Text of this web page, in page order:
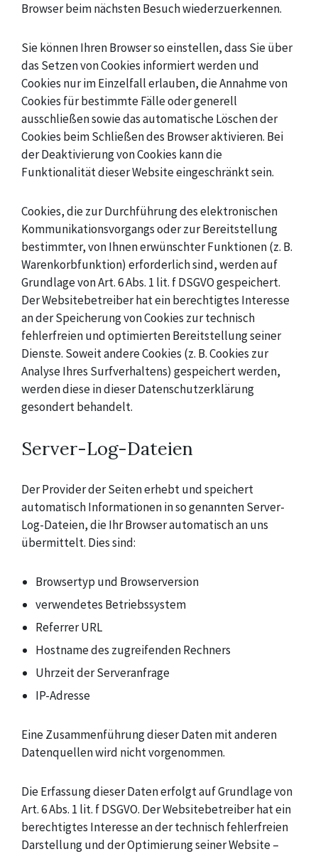
Browser beim nächsten Besuch wiederzuerkennen.
Sie können Ihren Browser so einstellen, dass Sie über
das Setzen von Cookies informiert werden und
Cookies nur im Einzelfall erlauben, die Annahme von
Cookies für bestimmte Fälle oder generell
ausschließen sowie das automatische Löschen der
Cookies beim Schließen des Browser aktivieren. Bei
der Deaktivierung von Cookies kann die
Funktionalität dieser Website eingeschränkt sein.
Cookies, die zur Durchführung des elektronischen
Kommunikationsvorgangs oder zur Bereitstellung
bestimmter, von Ihnen erwünschter Funktionen (z. B.
Warenkorbfunktion) erforderlich sind, werden auf
Grundlage von Art. 6 Abs. 1 lit. f DSGVO gespeichert.
Der Websitebetreiber hat ein berechtigtes Interesse
an der Speicherung von Cookies zur technisch
fehlerfreien und optimierten Bereitstellung seiner
Dienste. Soweit andere Cookies (z. B. Cookies zur
Analyse Ihres Surfverhaltens) gespeichert werden,
werden diese in dieser Datenschutzerklärung
gesondert behandelt.
Server-Log-Dateien
Der Provider der Seiten erhebt und speichert
automatisch Informationen in so genannten Server-
Log-Dateien, die Ihr Browser automatisch an uns
übermittelt. Dies sind:
Browsertyp und Browserversion
verwendetes Betriebssystem
Referrer URL
Hostname des zugreifenden Rechners
Uhrzeit der Serveranfrage
IP-Adresse
Eine Zusammenführung dieser Daten mit anderen
Datenquellen wird nicht vorgenommen.
Die Erfassung dieser Daten erfolgt auf Grundlage von
Art. 6 Abs. 1 lit. f DSGVO. Der Websitebetreiber hat ein
berechtigtes Interesse an der technisch fehlerfreien
Darstellung und der Optimierung seiner Website –